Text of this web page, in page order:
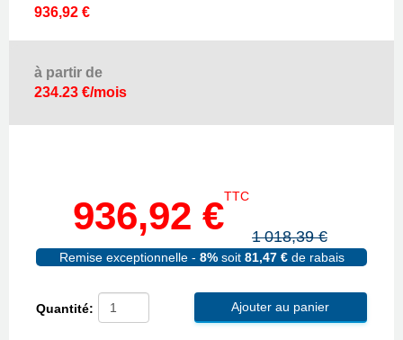
à partir de
234.23 €/mois
936,92 €
936,92 €TTC
1 018,39 €
Remise exceptionnelle - 8%soit 81,47 €de rabais
Quantité: Ajouter au panier